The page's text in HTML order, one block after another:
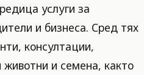
услуги за
и бизнеса. Сред тях
консултации,
и семена, както